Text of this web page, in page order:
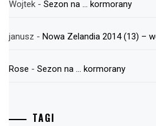
Wojtek - Sezon na … kormorany
janusz - Nowa Zelandia 2014 (13) –
Rose - Sezon na … kormorany
TAGI